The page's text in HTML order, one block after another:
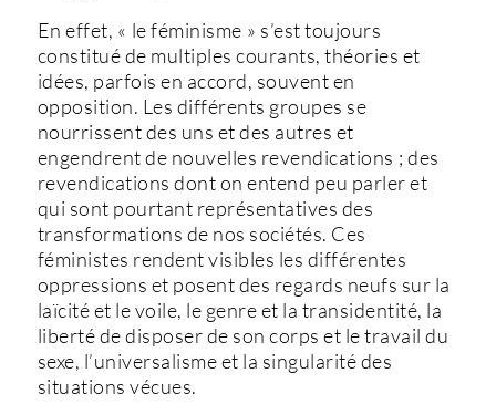
En effet, « le féminisme » s’est toujours
constitué de multiples courants, théories et
idées, parfois en accord, souvent en
opposition. Les différents groupes se
nourrissent des uns et des autres et
engendrent de nouvelles revendications ; des
revendications dont on entend peu parler et
qui sont pourtant représentatives des
transformations de nos sociétés. Ces
féministes rendent visibles les différentes
oppressions et posent des regards neufs sur la
laïcité et le voile, le genre et la transidentité, la
liberté de disposer de son corps et le travail du
sexe, l’universalisme et la singularité des
situations vécues.